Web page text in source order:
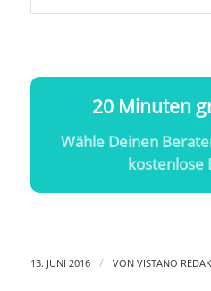
20 Minuten
Wähle Deinen
kostenlose
13. JUNI 2016 / VON VISTANO